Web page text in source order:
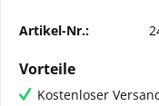
Artikel-Nr.:
Vorteile
Kostenloser